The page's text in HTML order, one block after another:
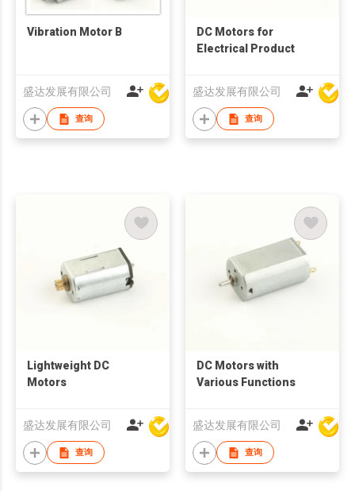
Vibration Motor B
盛达发展有限公司
查询
DC Motors for
Electrical Product
盛达发展有限公司
查询
Lightweight DC
Motors
盛达发展有限公司
查询
DC Motors with
Various Functions
盛达发展有限公司
查询